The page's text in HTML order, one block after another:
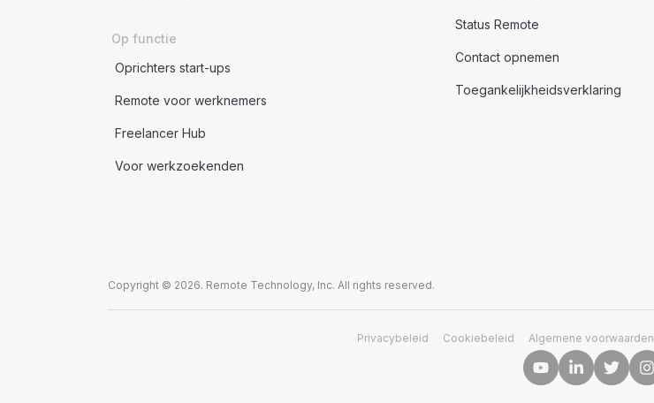
Op functie
Oprichters start-ups
Remote voor werknemers
Freelancer Hub
Voor werkzoekenden
Status Remote
Contact opnemen
Toegankelijkheidsverklaring
Copyright © 2026. Remote Technology, Inc. All rights reserved.
Privacybeleid Cookiebeleid Algemene voorwaarden